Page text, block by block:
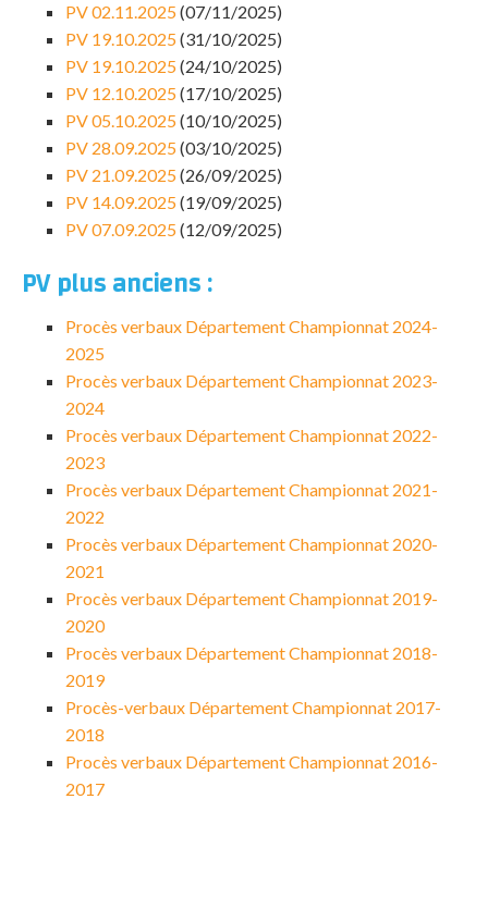
PV 02.11.2025(07/11/2025)
PV 19.10.2025(31/10/2025)
PV 19.10.2025(24/10/2025)
PV 12.10.2025(17/10/2025)
PV 05.10.2025(10/10/2025)
PV 28.09.2025(03/10/2025)
PV 21.09.2025(26/09/2025)
PV 14.09.2025(19/09/2025)
PV 07.09.2025(12/09/2025)
PV plus anciens :
Procès verbaux Département Championnat 2024-
2025
Procès verbaux Département Championnat 2023-
2024
Procès verbaux Département Championnat 2022-
2023
Procès verbaux Département Championnat 2021-
2022
Procès verbaux Département Championnat 2020-
2021
Procès verbaux Département Championnat 2019-
2020
Procès verbaux Département Championnat 2018-
2019
Procès-verbaux Département Championnat 2017-
2018
Procès verbaux Département Championnat 2016-
2017